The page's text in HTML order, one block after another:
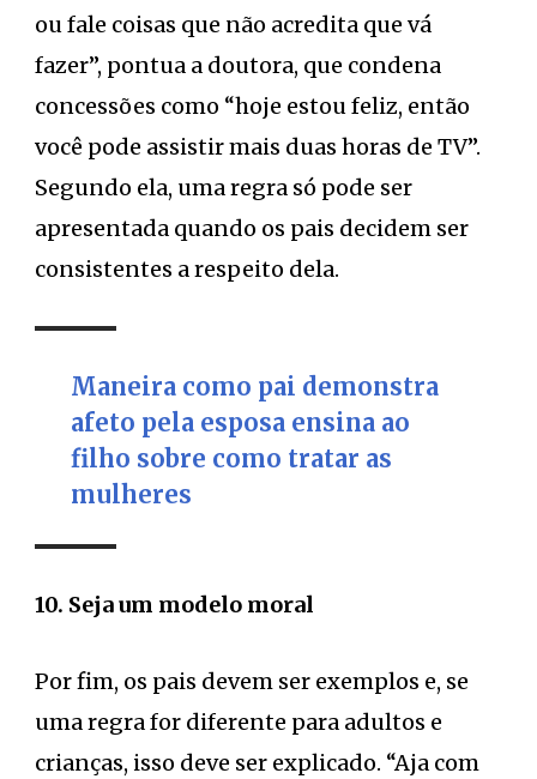
ou fale coisas que não acredita que vá
fazer”, pontua a doutora, que condena
concessões como “hoje estou feliz, então
você pode assistir mais duas horas de TV”.
Segundo ela, uma regra só pode ser
apresentada quando os pais decidem ser
consistentes a respeito dela.
Maneira como pai demonstra
afeto pela esposa ensina ao
filho sobre como tratar as
mulheres
10. Seja um modelo moral
Por fim, os pais devem ser exemplos e, se
uma regra for diferente para adultos e
crianças, isso deve ser explicado. “Aja com